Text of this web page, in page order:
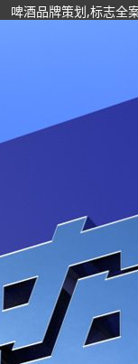
啤酒品牌策划,标志全